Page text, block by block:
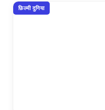
फ़िल्मी दुनिया